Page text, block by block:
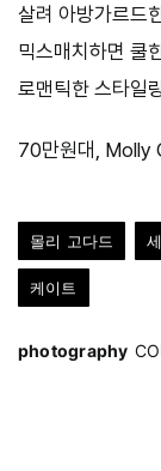
살려 아방가르드
믹스매치하면 쿨
로맨틱한 스타일
70만원대,
몰리 고다드
케이트
photography